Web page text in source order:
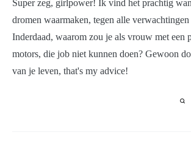
Super zeg, girlpower! Ik vind het prachtig
dromen waarmaken, tegen alle
Inderdaad, waarom zou je als vrouw met een
motors, die job niet kunnen doen? Gewoon
van je leven, that's my advice!